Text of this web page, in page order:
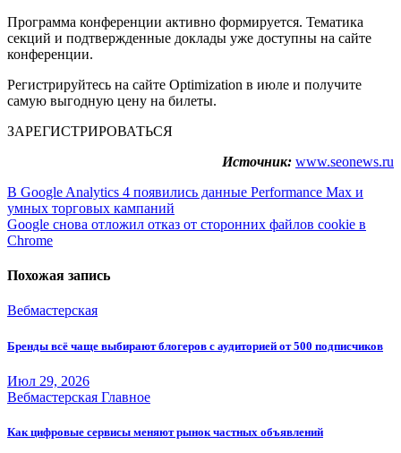
Программа конференции активно формируется. Тематика
секций и подтвержденные доклады уже доступны на сайте
конференции.
Регистрируйтесь на сайте Optimization в июле и получите
самую выгодную цену на билеты.
ЗАРЕГИСТРИРОВАТЬСЯ
Источник: www.seonews.ru
Навигация
по
записям
В Google Analytics 4 появились данные Performance Max и
умных торговых кампаний
Google снова отложил отказ от сторонних файлов cookie в
Chrome
Похожая запись
Вебмастерская
Бренды всё чаще выбирают блогеров с аудиторией от 500 подписчиков
Июл 29, 2026
Вебмастерская Главное
Как цифровые сервисы меняют рынок частных объявлений